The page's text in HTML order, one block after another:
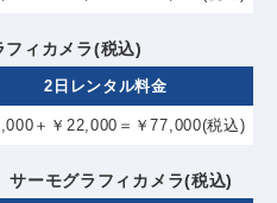
フィカメラ(税込)
2日レンタル料金
＋￥22,000＝￥77,000(税込)
ーモグラフィカメラ(税込)